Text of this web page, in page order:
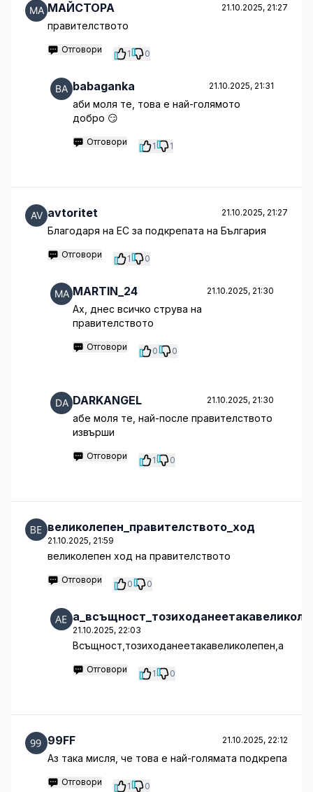
МАЙСТОРА 21.10.2025, 21:27
правителството
Отговори 1 0
babaganka 21.10.2025, 21:31
аби моля те, това е най-голямото
добро 😏
Отговори 1 1
avtoritet 21.10.2025, 21:27
Благодаря на ЕС за подкрепата на България
Отговори 1 0
MARTIN_24 21.10.2025, 21:30
Ах, днес всичко струва на
правителството
Отговори 0 0
DARKANGEL 21.10.2025, 21:30
абе моля те, най-после правителството
извърши
Отговори 1 0
великолепен_правителството_ход
21.10.2025, 21:59
великолепен ход на правителството
Отговори 0 0
21.10.2025, 22:03
Всъщност,тозиходанеетакавеликолепен,а
Отговори 1 0
99FF 21.10.2025, 22:12
Аз така мисля, че това е най-голямата подкрепа
Отговори 1 0